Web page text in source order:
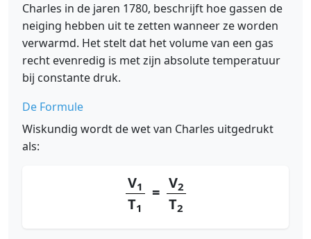
Charles in de jaren 1780, beschrijft hoe gassen de
neiging hebben uit te zetten wanneer ze worden
verwarmd. Het stelt dat het volume van een gas
recht evenredig is met zijn absolute temperatuur
bij constante druk.
De Formule
Wiskundig wordt de wet van Charles uitgedrukt
als:
V1
T1
=
V2
T2